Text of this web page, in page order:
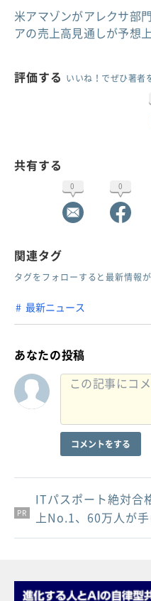
米アマゾンがアレクサ部
アの売上高見通しが予想
評価する いいね！でぜひ著者
共有する
0 0
関連タグ
タグをフォローすると最新情報
最新ニュース
あなたの投稿
コメントをする
PR
PR
PR
ITパスポート絶対合
上No.1、60万人が